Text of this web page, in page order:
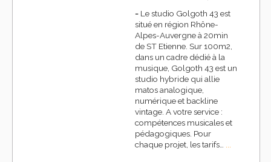
- Le studio Golgoth 43 est
situé en région Rhône-
Alpes-Auvergne à 20min
de ST Etienne. Sur 100m2,
dans un cadre dédié à la
musique, Golgoth 43 est un
studio hybride qui allie
matos analogique,
numérique et backline
vintage. A votre service :
compétences musicales et
pédagogiques. Pour
chaque projet, les tarifs… ...